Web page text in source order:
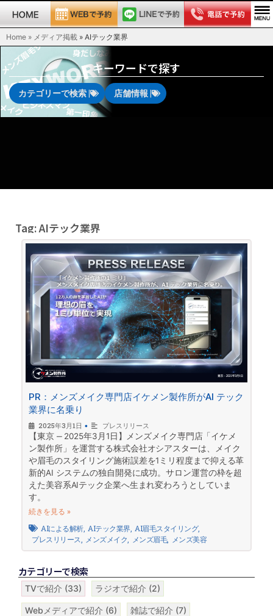
Home » メディア掲載 » AIテック業界
キーワードで探す
カテゴリーで検索 | 店舗情報 |
Tag: AIテック業界
PR：メンズメイク専門店イケメン製作所がAI テック
業界に名乗り
2025年3月1日 • プレスリリース
【東京 ‒ 2025年3⽉1⽇】メンズメイク専⾨店「イケメ
ン製作所」を運営する株式会社オシアスターは、メイク
や眉⽑のスタイリング施術誤差を1ミリ程度まで抑える⾰
新的AI システムの独⾃開発に成功。サロン運営の枠を超
えた美容系AIテック企業へ⽣まれ変わろうとしていま
す。
続きを見る »
AIによる解析, AIテック業界, AI眉毛スタイリング,
プレスリリース
メンズメイク メンズ眉毛, メンズ美容
カテゴリーで検索
TVで紹介 (33) ラジオで紹介 (2)
Webメディアで紹介 (6) 雑誌で紹介 (7)